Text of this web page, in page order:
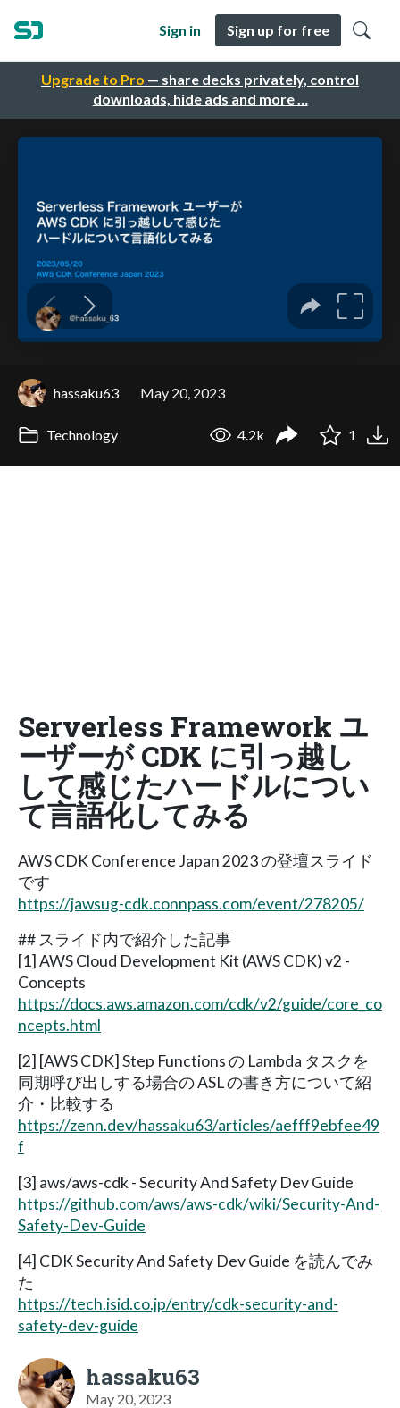
Upgrade to Pro — share decks privately, control
downloads, hide ads and more …
Sign in Sign up for free
hassaku63 May 20, 2023
Technology 4.2k 1
Serverless Framework ユ
ーザーが CDK に引っ越し
して感じたハードルについ
て言語化してみる
AWS CDK Conference Japan 2023 の登壇スライド
です
https://jawsug-cdk.connpass.com/event/278205/
## スライド内で紹介した記事
[1] AWS Cloud Development Kit (AWS CDK) v2 -
Concepts
https://docs.aws.amazon.com/cdk/v2/guide/core_co
ncepts.html
[2] [AWS CDK] Step Functions の Lambda タスクを
同期呼び出しする場合の ASL の書き方について紹
介・比較する
https://zenn.dev/hassaku63/articles/aefff9ebfee49
f
[3] aws/aws-cdk - Security And Safety Dev Guide
https://github.com/aws/aws-cdk/wiki/Security-And-
Safety-Dev-Guide
[4] CDK Security And Safety Dev Guide を読んでみ
た
https://tech.isid.co.jp/entry/cdk-security-and-
safety-dev-guide
hassaku63
May 20, 2023